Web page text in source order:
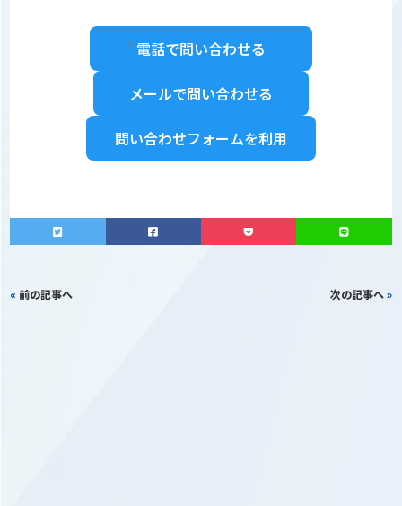
電話で問い合わせる
メールで問い合わせる
問い合わせフォームを利用
« 前の記事へ 次の記事へ»